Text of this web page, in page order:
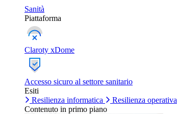
Sanità
Piattaforma
Claroty xDome
Accesso sicuro al settore sanitario
Esiti
Resilienza informatica
Resilienza operativa
Contenuto in primo piano